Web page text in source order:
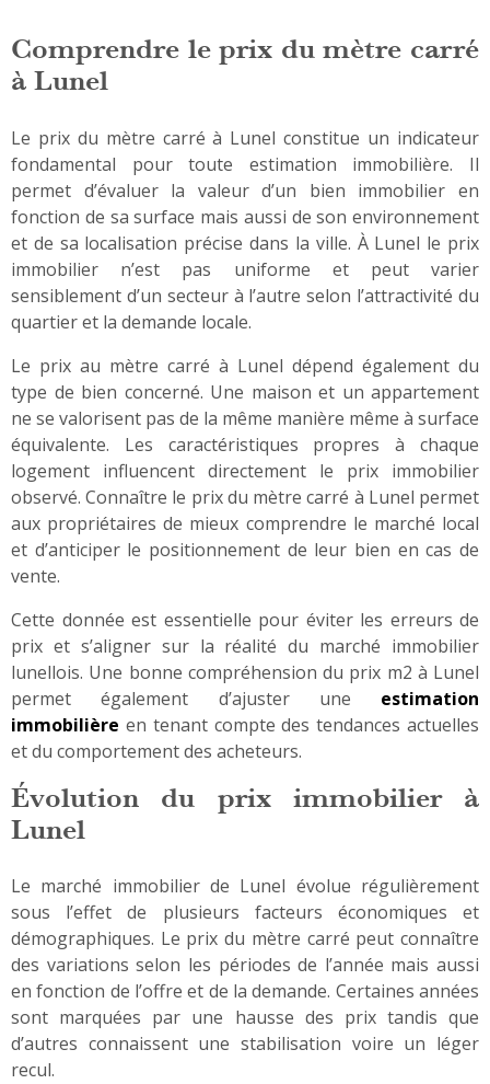
Comprendre le prix du mètre carré
à Lunel
Le prix du mètre carré à Lunel constitue un indicateur
fondamental pour toute estimation immobilière. Il
permet d’évaluer la valeur d’un bien immobilier en
fonction de sa surface mais aussi de son environnement
et de sa localisation précise dans la ville. À Lunel le prix
immobilier n’est pas uniforme et peut varier
sensiblement d’un secteur à l’autre selon l’attractivité du
quartier et la demande locale.
Le prix au mètre carré à Lunel dépend également du
type de bien concerné. Une maison et un appartement
ne se valorisent pas de la même manière même à surface
équivalente. Les caractéristiques propres à chaque
logement influencent directement le prix immobilier
observé. Connaître le prix du mètre carré à Lunel permet
aux propriétaires de mieux comprendre le marché local
et d’anticiper le positionnement de leur bien en cas de
vente.
Cette donnée est essentielle pour éviter les erreurs de
prix et s’aligner sur la réalité du marché immobilier
lunellois. Une bonne compréhension du prix m2 à Lunel
permet également d’ajuster une estimation
immobilière en tenant compte des tendances actuelles
et du comportement des acheteurs.
Évolution du prix immobilier à
Lunel
Le marché immobilier de Lunel évolue régulièrement
sous l’effet de plusieurs facteurs économiques et
démographiques. Le prix du mètre carré peut connaître
des variations selon les périodes de l’année mais aussi
en fonction de l’offre et de la demande. Certaines années
sont marquées par une hausse des prix tandis que
d’autres connaissent une stabilisation voire un léger
recul.